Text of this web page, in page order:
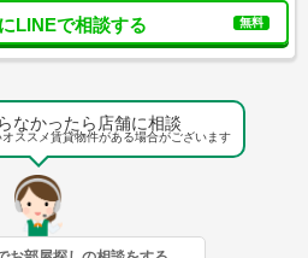
LINEで相談する 無料
なかったら店舗に相談
ススメ賃貸物件がある場合がございます